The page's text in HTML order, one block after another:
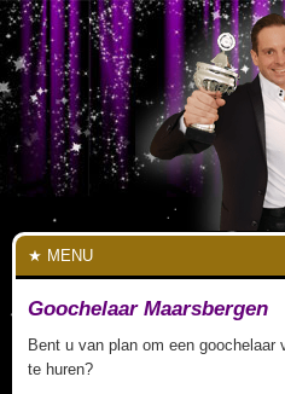
MENU
Goochelaar Maarsbergen
Bent u van plan om een goochelaar
te huren?